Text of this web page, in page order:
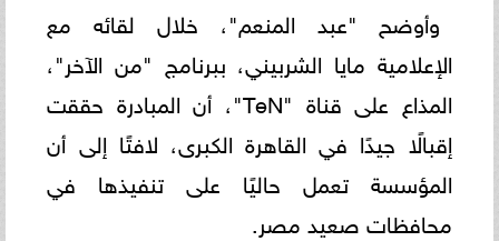
وأوضح "عبد المنعم"، خلال لقائه مع
الإعلامية مايا الشربيني، ببرنامج "من الآخر"،
المذاع على قناة "TeN"، أن المبادرة حققت
إقبالًا جيدًا في القاهرة الكبرى، لافتًا إلى أن
المؤسسة تعمل حاليًا على تنفيذها في
محافظات صعيد مصر.